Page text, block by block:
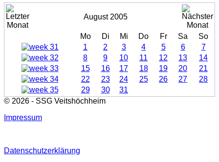
August 2005
Mo Di Mi Do Fr Sa
So
1
2 3 4 5 6
7
8
9 10 11 12 13
14
15
16 17 18 19 20
21
22
23 24 25 26 27
28
29
30
31
© 2026 - SSG Veitshöchheim
Impressum
Datenschutzerklärung